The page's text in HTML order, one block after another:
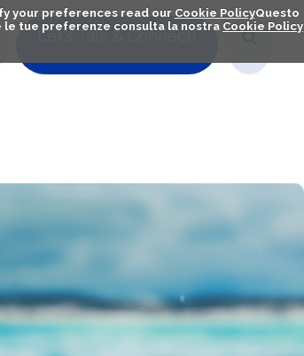
your preferences read our Cookie PolicyQuesto
tue preferenze consulta la nostra Cookie Policy
Let's Talk & Connect!